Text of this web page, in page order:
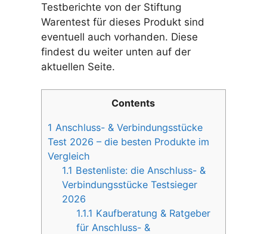
Testberichte von der Stiftung
Warentest für dieses Produkt sind
eventuell auch vorhanden. Diese
findest du weiter unten auf der
aktuellen Seite.
Contents
1 Anschluss- & Verbindungsstücke
Test 2026 – die besten Produkte im
Vergleich
1.1 Bestenliste: die Anschluss- &
Verbindungsstücke Testsieger
2026
1.1.1 Kaufberatung & Ratgeber
für Anschluss- &